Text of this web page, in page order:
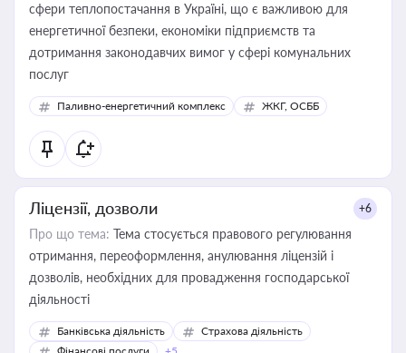
сфери теплопостачання в Україні, що є важливою для
енергетичної безпеки, економіки підприємств та
дотримання законодавчих вимог у сфері комунальних
послуг
Паливно-енергетичний комплекс ЖКГ, ОСББ
Ліцензії, дозволи +6
Про що тема: Тема стосується правового регулювання
отримання, переоформлення, анулювання ліцензій і
дозволів, необхідних для провадження господарської
діяльності
Банківська діяльність
Страхова діяльність